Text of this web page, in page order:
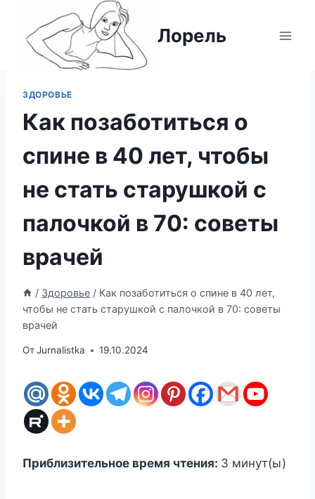
содержимому
Лорель
ЗДОРОВЬЕ
Как позаботиться о
спине в 40 лет, чтобы
не стать старушкой с
палочкой в 70: советы
врачей
/ Здоровье / Как позаботиться о спине в 40 лет,
чтобы не стать старушкой с палочкой в 70: советы
врачей
ОтJurnalistka 19.10.2024
Приблизительное время чтения: 3 минут(ы)